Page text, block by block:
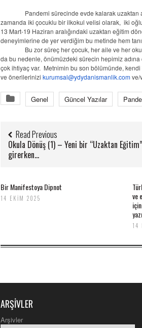
Pandemi sürecinde evde kalarak uzaktan
zamanda iki çocuklu bir ilkokul velisi olarak, iki
13 Mart-19 Haziran aralığındaki uzaktan eğitim
deneyimlerine de yer verdiğim bu metinde hem
Bu zor süreç her çocuk, her aile ve her
da bu nedenle, önümüzdeki sürecin hepimiz
çok ihtiyaç var. Metnimin bu son bölümünde,
ve önerilerinizi kurumsal@ydydanismanlik.comve/
Genel Güncel Yazılar
Read Previous
Okula Dönüş (1) – Yeni bir “Uzaktan
girerken…
Bir Manifestoya Dipnot
14 EKIM 2025
ve
14
ARŞIVLER
Arşivler
nike
max